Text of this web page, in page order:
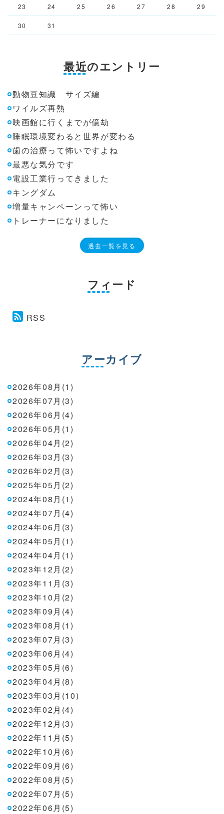
23 24 25 26 27 28 29
30 31
最近のエントリー
動物豆知識 サイズ編
ワイルズ再熱
映画館に行くまでが億劫
睡眠環境変わると世界が変わる
歯の治療って怖いですよね
最悪な気分です
電設工業行ってきました
キングダム
増量キャンペーンって怖い
トレーナーになりました
過去一覧を見る
フィード
RSS
アーカイブ
2026年08月(1)
2026年07月(3)
2026年06月(4)
2026年05月(1)
2026年04月(2)
2026年03月(3)
2026年02月(3)
2025年05月(2)
2024年08月(1)
2024年07月(4)
2024年06月(3)
2024年05月(1)
2024年04月(1)
2023年12月(2)
2023年11月(3)
2023年10月(2)
2023年09月(4)
2023年08月(1)
2023年07月(3)
2023年06月(4)
2023年05月(6)
2023年04月(8)
2023年03月(10)
2023年02月(4)
2022年12月(3)
2022年11月(5)
2022年10月(6)
2022年09月(6)
2022年08月(5)
2022年07月(5)
2022年06月(5)